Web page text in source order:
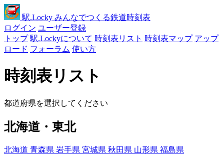
駅.Locky みんなでつくる鉄道時刻表
ログイン ユーザー登録
トップ 駅.Lockyについて 時刻表リスト 時刻表マップ アップ
ロード フォーラム 使い方
時刻表リスト
都道府県を選択してください
北海道・東北
北海道 青森県 岩手県 宮城県 秋田県 山形県 福島県